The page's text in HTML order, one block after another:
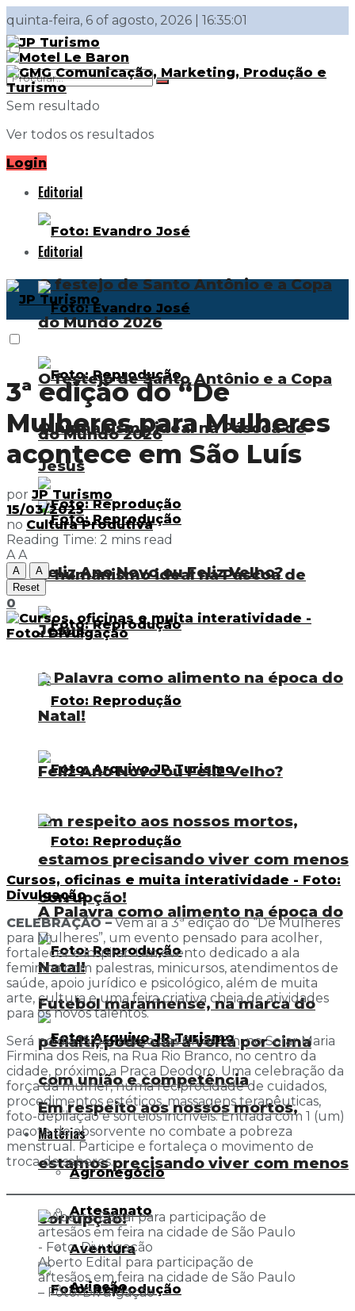
quinta-feira, 6 of agosto, 2026 | 16:35:01
Sem resultado
Ver todos os resultados
Login
Editorial
O festejo de Santo Antônio e a Copa
do Mundo 2026
O humanismo ideal na Páscoa de
Jesus
Feliz Ano Novo ou Feliz Velho?
A Palavra como alimento na época do
Natal!
Em respeito aos nossos mortos,
estamos precisando viver com menos
corrupção!
Futebol maranhense, na marca do
pênalti, pode dar a volta por cima
com união e competência
Matérias
Agronegócio
Artesanato
Aventura
Aviação
Editorial
O festejo de Santo Antônio e a Copa
do Mundo 2026
O humanismo ideal na Páscoa de
Jesus
Feliz Ano Novo ou Feliz Velho?
A Palavra como alimento na época do
Natal!
Em respeito aos nossos mortos,
estamos precisando viver com menos
corrupção!
3ª edição do “De
Mulheres para Mulheres
acontece em São Luís
por JP Turismo
15/03/2025
no Cultura Produtiva
Reading Time: 2 mins read
A A
A
A
Reset
0
Cursos, oficinas e muita interatividade - Foto:
Divulgação
CELEBRAÇÃO –Vem aí a 3ª edição do “De Mulheres
para Mulheres”, um evento pensado para acolher,
fortalecer e inspirar. Um evento dedicado a ala
feminina com palestras, minicursos, atendimentos de
saúde, apoio jurídico e psicológico, além de muita
arte, cultura e uma feira criativa cheia de atividades
para os novos talentos.
Será no dia 15 de março das 8h às 13h, no Solar Maria
Firmina dos Reis, na Rua Rio Branco, no centro da
cidade, próximo a Praça Deodoro. Uma celebração da
força da mulher, numa reciprocidade de cuidados,
procedimentos estéticos, massagens terapêuticas,
foto-depilação e sorteios incríveis. Entrada com 1 (um)
pacote de absorvente no combate a pobreza
menstrual. Participe e fortaleça o movimento de
troca de saberes.
Aberto Edital para participação de
artesãos em feira na cidade de São Paulo
– Foto: Divulgação